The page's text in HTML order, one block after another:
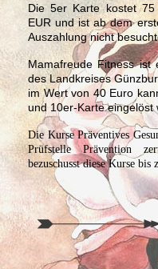
Die 5er Karte kostet
EUR und ist ab dem
Auszahlung nicht
Mamafreude Fitness ist
des Landkreises
im Wert von 40 Euro
und 10er-Karte eingelöst
Die Kurse Präventives
Prüfstelle Prävention
bezuschusst diese Kurse bis